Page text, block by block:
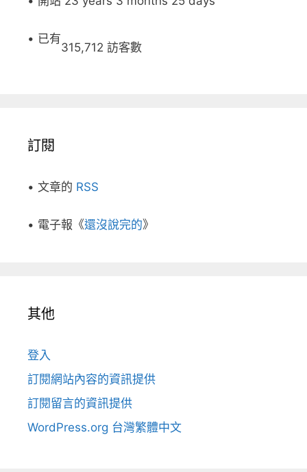
• 已有
315,712 訪客數
訂閱
• 文章的 RSS
• 電子報《還沒說完的》
其他
登入
訂閱網站內容的資訊提供
訂閱留言的資訊提供
WordPress.org 台灣繁體中文